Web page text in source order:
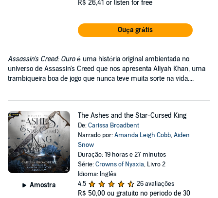
R$ 26,41 or listen for free
Ouça grátis
Assassin's Creed: Ouroé uma história original ambientada no
universo de Assassin's Creed que nos apresenta Aliyah Khan, uma
trambiqueira boa de jogo que nunca teve muita sorte na vida....
Amostra
The Ashes and the Star-Cursed King
De:Carissa Broadbent
Narrado por:Amanda Leigh Cobb,Aiden
Snow
Duração: 19 horas e 27 minutos
Série:Crowns of Nyaxia, Livro 2
Idioma: Inglês
4,5
26 avaliações
R$ 50,00 ou gratuito no período de 30